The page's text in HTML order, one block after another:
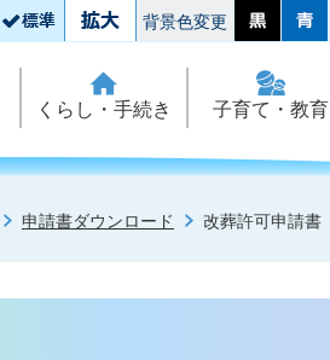
背景色変更
くらし・手続き 子育て・教育
申請書ダウンロード 改葬許可申請書